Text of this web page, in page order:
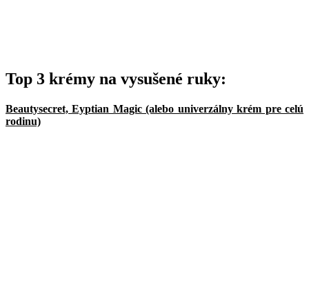
Top 3 krémy na vysušené ruky:
Beautysecret, Eyptian Magic (alebo univerzálny krém pre celú
rodinu)